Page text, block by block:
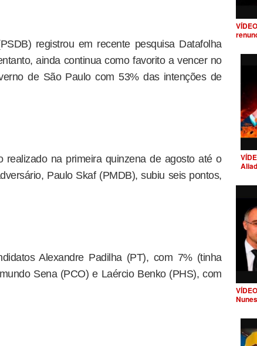
registrou em recente pesquisa Datafolha
ainda continua como favorito a vencer no
de São Paulo com 53% das intenções de
realizado na primeira quinzena de agosto até o
Paulo Skaf (PMDB), subiu seis pontos,
Alexandre Padilha (PT), com 7% (tinha
Sena (PCO) e Laércio Benko (PHS), com